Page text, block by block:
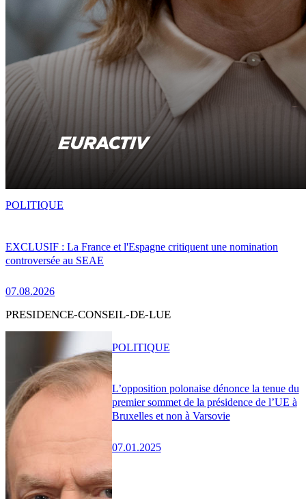
EXCLUSIF : La France et l'Espagne critiquent une nomination
controversée au SEAE
07.08.2026
POLITIQUE
PRESIDENCE-CONSEIL-DE-LUE
L’opposition polonaise dénonce la tenue du
premier sommet de la présidence de l’UE à
Bruxelles et non à Varsovie
07.01.2025
POLITIQUE